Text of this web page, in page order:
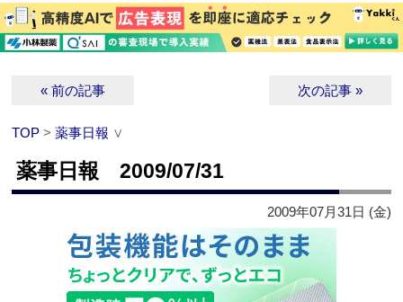
« 前の記事 次の記事 »
TOP >薬事日報 ∨
薬事日報 2009/07/31
2009年07月31日 (金)